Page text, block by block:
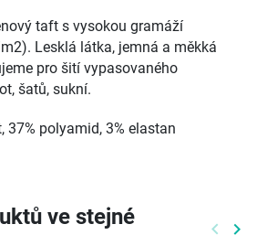
taft s vysokou gramáží
Lesklá látka, jemná a měkká
pro šití vypasovaného
šatů, sukní.
37% polyamid, 3% elastan
ve stejné
keyboard_arrow_left keyboard_arrow_right